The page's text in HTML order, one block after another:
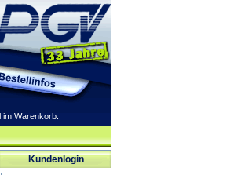
im Warenkorb.
Kundenlogin